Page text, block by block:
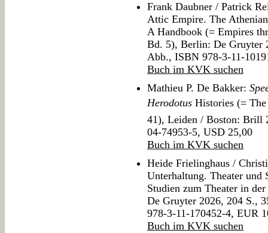
Frank Daubner / Patrick
Attic Empire. The
A Handbook (= Empires
Bd. 5), Berlin: De Gruyter
Abb., ISBN 978-3-11-
Buch im KVK suchen
Mathieu P. De Bakker:
Herodotus Histories (=
41), Leiden / Boston: Brill
04-74953-5, USD 25,00
Buch im KVK suchen
Heide Frielinghaus /
Unterhaltung. Theater und
Studien zum Theater in
De Gruyter 2026, 204 S.,
978-3-11-170452-4, EUR
Buch im KVK suchen